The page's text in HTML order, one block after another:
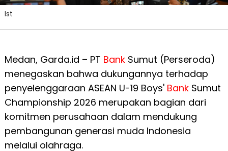
Ist
Medan, Garda.id – PT BankSumut (Perseroda)
menegaskan bahwa dukungannya terhadap
penyelenggaraan ASEAN U-19 Boys' BankSumut
Championship 2026 merupakan bagian dari
komitmen perusahaan dalam mendukung
pembangunan generasi muda Indonesia
melalui olahraga.